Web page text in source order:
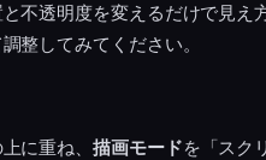
不透明度を変えるだけで見
整してみてください。
に重ね、描画モードを「スク